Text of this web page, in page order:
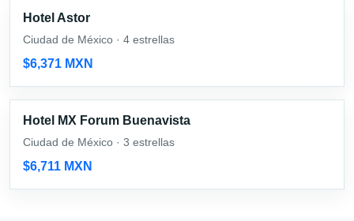
Hotel Astor
Ciudad de México · 4 estrellas
$6,371 MXN
Hotel MX Forum Buenavista
Ciudad de México · 3 estrellas
$6,711 MXN